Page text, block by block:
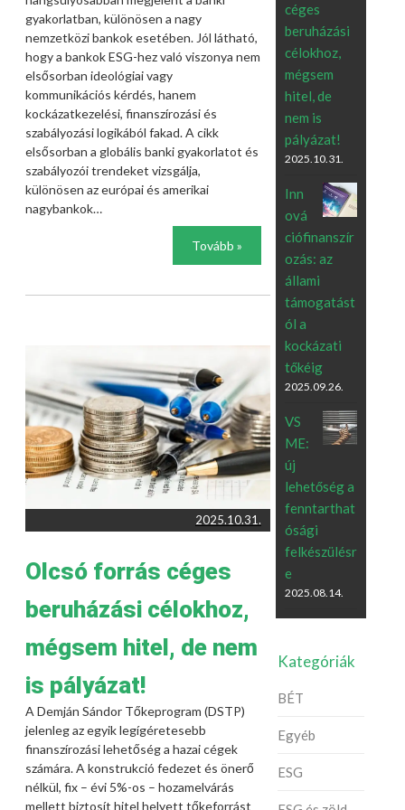
gyakorlatban, különösen a nagy
nemzetközi bankok esetében. Jól látható,
hogy a bankok ESG-hez való viszonya nem
elsősorban ideológiai vagy
kommunikációs kérdés, hanem
kockázatkezelési, finanszírozási és
szabályozási logikából fakad. A cikk
elsősorban a globális banki gyakorlatot és
szabályozói trendeket vizsgálja,
különösen az európai és amerikai
nagybankok…
Tovább »
2025.10.31.
Olcsó forrás céges
beruházási célokhoz,
mégsem hitel, de nem
is pályázat!
A Demján Sándor Tőkeprogram (DSTP)
jelenleg az egyik legígéretesebb
finanszírozási lehetőség a hazai cégek
számára. A konstrukció fedezet és önerő
nélkül, fix – évi 5%-os – hozamelvárás
mellett biztosít hitel helyett tőkeforrást
céges
beruházási
célokhoz,
mégsem
hitel, de
nem is
pályázat!
2025.10.31.
Inn
ová
ciófinanszír
ozás: az
állami
támogatást
ól a
kockázati
tőkéig
2025.09.26.
VS
ME:
új
lehetőség a
fenntarthat
ósági
felkészülésr
e
2025.08.14.
Kategóriák
BÉT
Egyéb
ESG